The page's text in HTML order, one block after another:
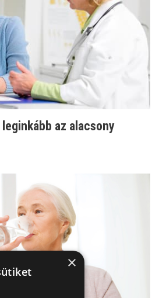
az alacsony
×